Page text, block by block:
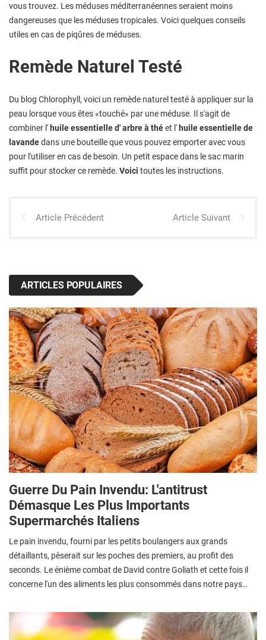
vous trouvez. Les méduses méditerranéennes seraient moins
dangereuses que les méduses tropicales. Voici quelques conseils
utiles en cas de piqûres de méduses.
Remède Naturel Testé
Du blog Chlorophyll, voici un remède naturel testé à appliquer sur la
peau lorsque vous êtes «touché» par une méduse. Il s'agit de
combiner l' huile essentielle d'arbre à théet l' huile essentielle de
lavandedans une bouteille que vous pouvez emporter avec vous
pour l'utiliser en cas de besoin. Un petit espace dans le sac marin
suffit pour stocker ce remède. Voici toutes les instructions.
Article Précédent Article Suivant
ARTICLES POPULAIRES
Guerre Du Pain Invendu: L'antitrust
Démasque Les Plus Importants
Supermarchés Italiens
Le pain invendu, fourni par les petits boulangers aux grands
détaillants, pèserait sur les poches des premiers, au profit des
seconds. Le énième combat de David contre Goliath et cette fois il
concerne l'un des aliments les plus consommés dans notre pays…